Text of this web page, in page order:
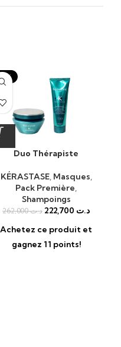
-15%
Duo Thérapiste
KÉRASTASE, Masques,
Pack Première,
Shampoings
د.ت262,000 د.ت
Achetez ce produit et
gagnez 11 points!